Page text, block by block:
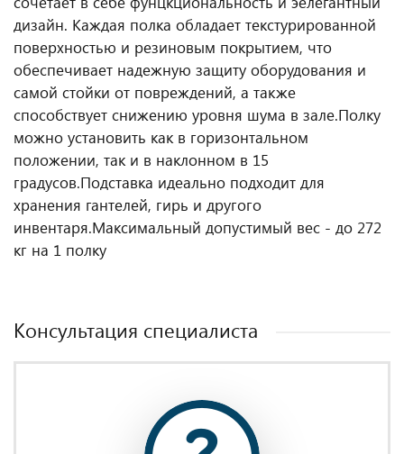
дизайн. Каждая полка обладает текстурированной
поверхностью и резиновым покрытием, что
обеспечивает надежную защиту оборудования и
самой стойки от повреждений, а также
способствует снижению уровня шума в зале.Полку
можно установить как в горизонтальном
положении, так и в наклонном в 15
градусов.Подставка идеально подходит для
хранения гантелей, гирь и другого
инвентаря.Максимальный допустимый вес - до 272
кг на 1 полку
Консультация специалиста